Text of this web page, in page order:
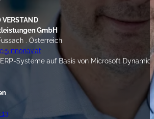
VERSTAND
GmbH
. Österreich
Systeme auf Basis von Microsoft